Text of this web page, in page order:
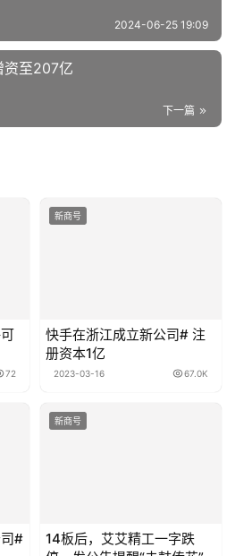
2024-06-25 19:09
资至207亿
下一篇
72
新商号
快手在浙江成立新公司# 注
册资本1亿
2023-03-16 67.0K
#
新商号
14板后，艾艾精工一字跌